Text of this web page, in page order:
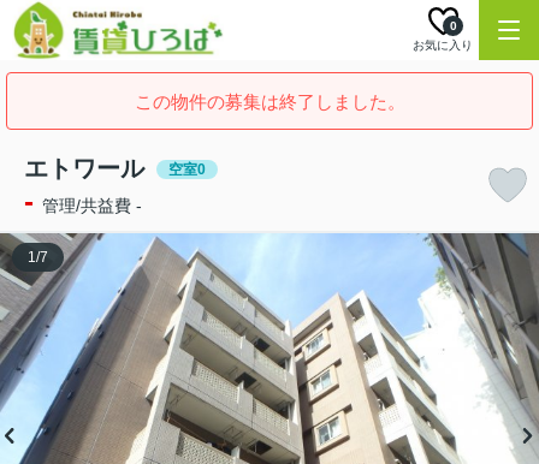
お気に入り
0
この物件の募集は終了しました。
エトワール 空室0
- 管理/共益費 -
1/7